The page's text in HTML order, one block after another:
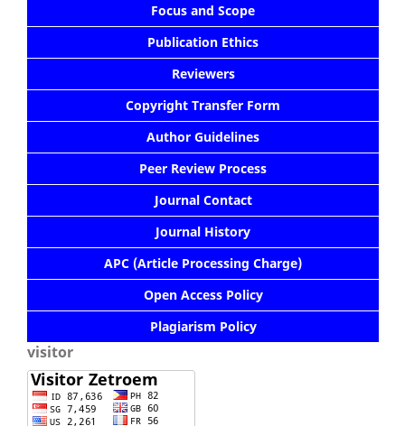
Focus and Scope
Publication Ethics
Reviewers
Copyright Transfer Form
Author Guidelines
Peer Review Process
Journal Contact
Journal History
APC (Article Processing Charge)
Open Access Policy
Plagiarism Policy
visitor